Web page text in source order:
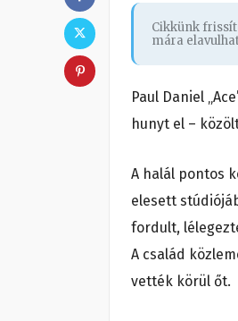
Cikkünk
mára
Paul Daniel
hunyt el –
A halál pontos
elesett
fordult,
A család
vették körül őt.